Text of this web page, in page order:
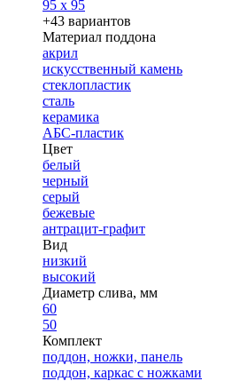
95 x 95
+43 вариантов
Материал поддона
акрил
искусственный камень
стеклопластик
сталь
керамика
АБС-пластик
Цвет
белый
черный
серый
бежевые
антрацит-графит
Вид
низкий
высокий
Диаметр слива, мм
60
50
Комплект
поддон, ножки, панель
поддон, каркас с ножками